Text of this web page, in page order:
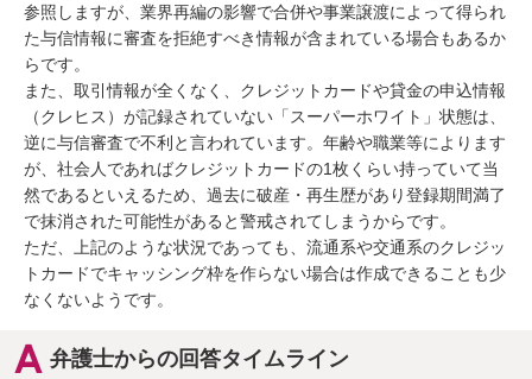
参照しますが、業界再編の影響で合併や事業譲渡によって得られ
た与信情報に審査を拒絶すべき情報が含まれている場合もあるか
らです。
また、取引情報が全くなく、クレジットカードや貸金の申込情報
（クレヒス）が記録されていない「スーパーホワイト」状態は、
逆に与信審査で不利と言われています。年齢や職業等によります
が、社会人であればクレジットカードの1枚くらい持っていて当
然であるといえるため、過去に破産・再生歴があり登録期間満了
で抹消された可能性があると警戒されてしまうからです。
ただ、上記のような状況であっても、流通系や交通系のクレジッ
トカードでキャッシング枠を作らない場合は作成できることも少
なくないようです。
弁護士からの回答タイムライン